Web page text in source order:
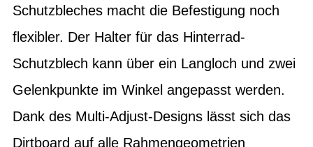
Schutzbleches macht die Befestigung noch
flexibler. Der Halter für das Hinterrad-
Schutzblech kann über ein Langloch und zwei
Gelenkpunkte im Winkel angepasst werden.
Dank des Multi-Adjust-Designs lässt sich das
Dirtboard auf alle Rahmengeometrien